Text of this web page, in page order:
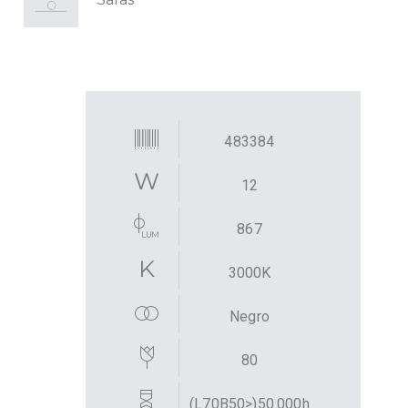
483384
12
867
3000K
Negro
80
(L70B50>)50.000h